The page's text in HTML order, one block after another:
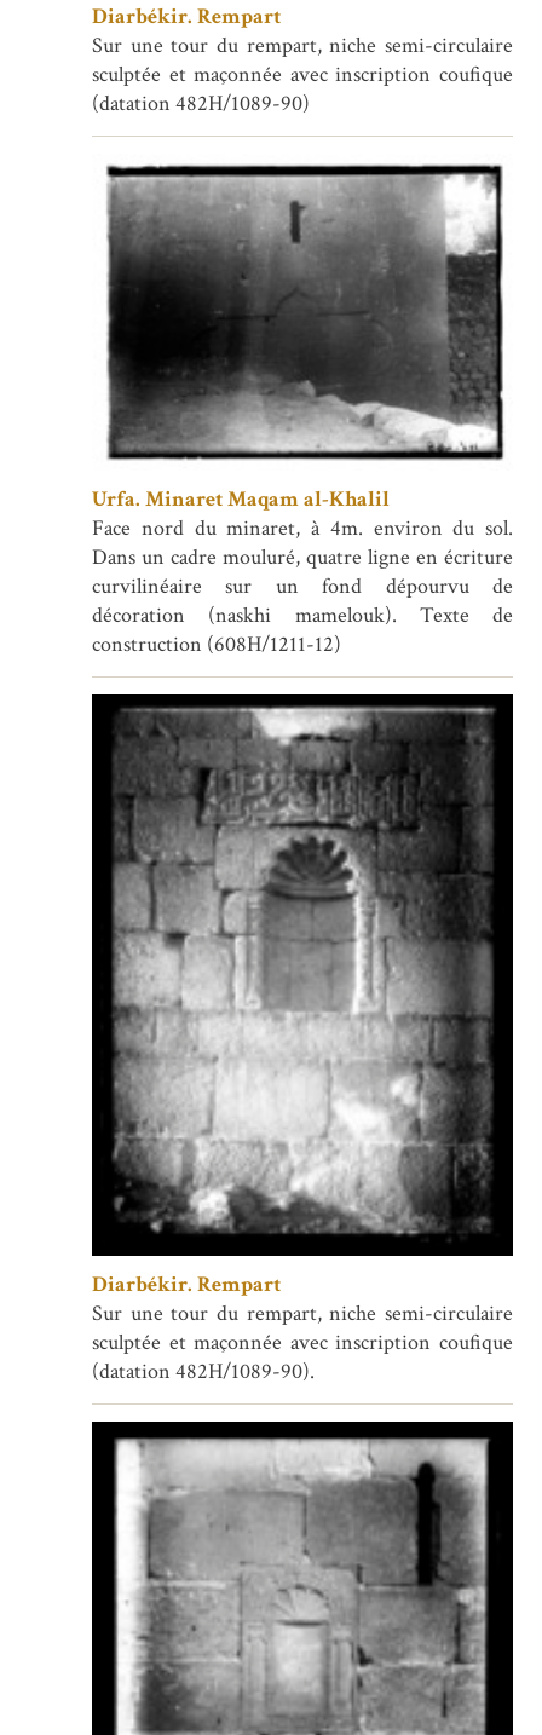
Diarbékir. Rempart
Sur une tour du rempart, niche semi-circulaire
sculptée et maçonnée avec inscription coufique
(datation 482H/1089-90)
Urfa. Minaret Maqam al-Khalil
Face nord du minaret, à 4m. environ du sol.
Dans un cadre mouluré, quatre ligne en écriture
curvilinéaire sur un fond dépourvu de
décoration (naskhi mamelouk). Texte de
construction (608H/1211-12)
Diarbékir. Rempart
Sur une tour du rempart, niche semi-circulaire
sculptée et maçonnée avec inscription coufique
(datation 482H/1089-90).